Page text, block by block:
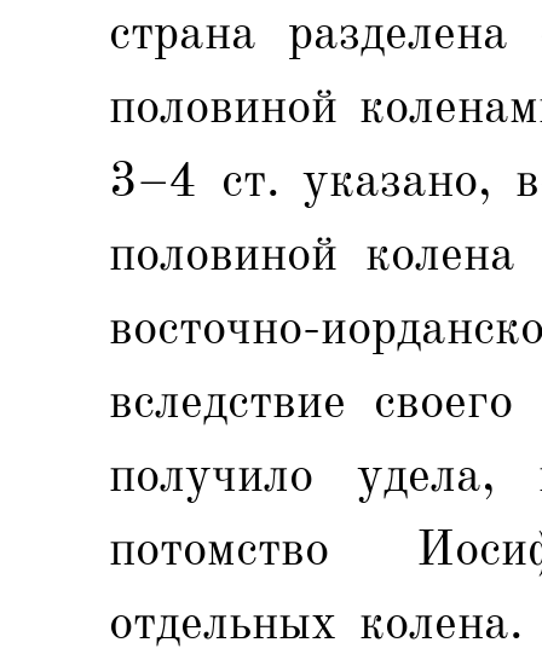
страна
половиной
3–4 ст. указано,
половиной
восточно-
вследствие
получило
потомство
отдельных